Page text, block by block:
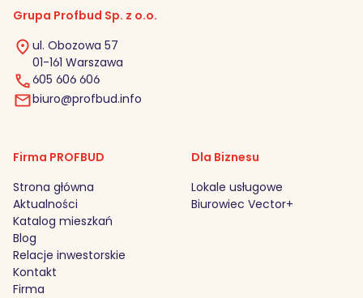
Grupa Profbud Sp. z o.o.
ul. Obozowa 57
01-161 Warszawa
605 606 606
biuro@profbud.info
Firma PROFBUD
Strona główna
Aktualności
Katalog mieszkań
Blog
Relacje inwestorskie
Kontakt
Firma
Dla Biznesu
Lokale usługowe
Biurowiec Vector+